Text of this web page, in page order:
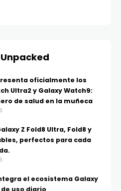
oficialmente los
Ultra2 y Galaxy Watch9:
de salud en la muñeca
Z Fold8 Ultra, Fold8 y
perfectos para cada
el ecosistema Galaxy